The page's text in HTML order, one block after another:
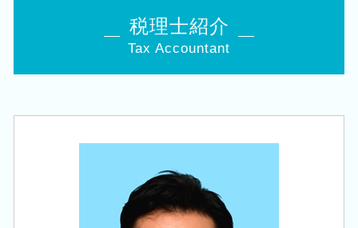
株式会社 設立 条件
補助金 事業計画
独立支援 税理士
相続時精算課税制度 デメリット
税務顧問 税理士法人
自計化 システム 支援
税務調査 何年前まで
株 相続税 対策
事業承継 法人
事業承継税制 優遇
創業支援 税理士 相談 胎内市
税務顧問 税理士 相談 燕市
税務顧問 税理士 相談 阿賀野市
会社設立 税理士 相談 燕市
税務顧問 税理士 相談 新発田市
会社設立 税理士 相談 新発田市
創業支援 税理士 相談 長岡市
税理士紹介
Tax Accountant